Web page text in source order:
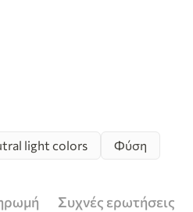
light colors Φύση
Συχνές ερωτήσεις